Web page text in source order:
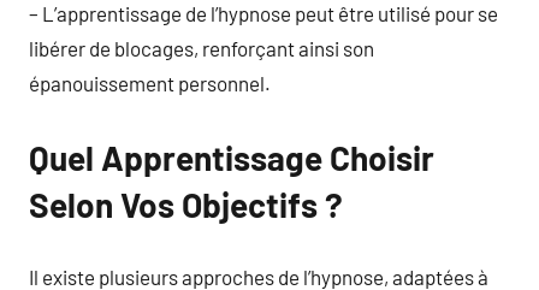
– L’apprentissage de l’hypnose peut être utilisé pour se
libérer de blocages, renforçant ainsi son
épanouissement personnel.
Quel Apprentissage Choisir
Selon Vos Objectifs ?
Il existe plusieurs approches de l’hypnose, adaptées à